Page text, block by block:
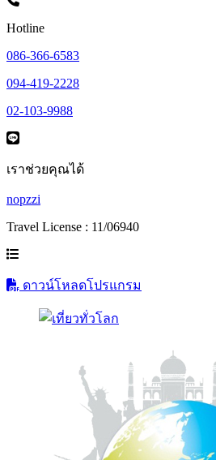
Hotline
086-366-6583
094-419-2228
02-103-9988
เราช่วยคุณได้
nopzzi
Travel License : 11/06940
ดาวน์โหลดโปรแกรม